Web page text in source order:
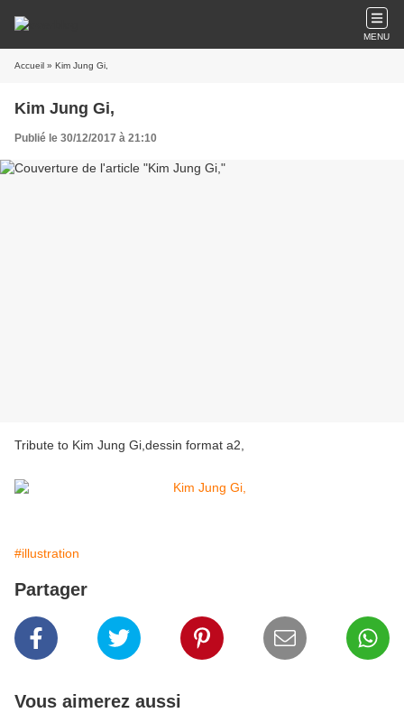
MENU
Accueil » Kim Jung Gi,
Kim Jung Gi,
Publié le 30/12/2017 à 21:10
Tribute to Kim Jung Gi,dessin format a2,
#illustration
Partager
Vous aimerez aussi